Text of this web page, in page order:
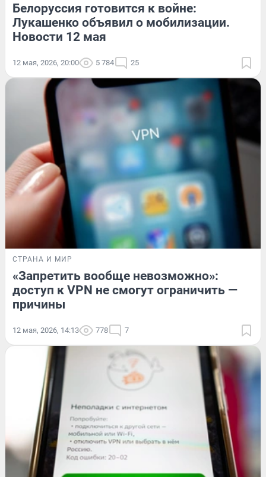
Белоруссия готовится к войне:
Лукашенко объявил о мобилизации.
Новости 12 мая
12 мая, 2026, 20:00 5 784 25
СТРАНА И МИР
«Запретить вообще невозможно»:
доступ к VPN не смогут ограничить —
причины
12 мая, 2026, 14:13 778 7